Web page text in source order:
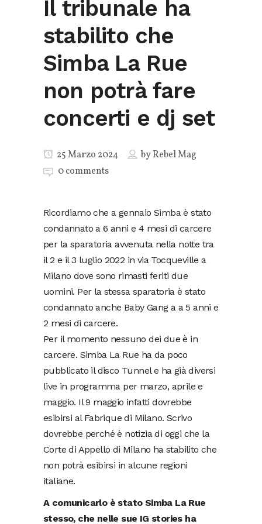
Il tribunale ha
stabilito che
Simba La Rue
non potrà fare
concerti e dj set
25 Marzo 2024 byRebel Mag
0 comments
Ricordiamo che a gennaio Simba è stato
condannato a 6 anni e 4 mesi di carcere
per la sparatoria avvenuta nella notte tra
il 2 e il 3 luglio 2022 in via Tocqueville a
Milano dove sono rimasti feriti due
uomini. Per la stessa sparatoria è stato
condannato anche Baby Gang a a 5 anni e
2 mesi di carcere.
Per il momento nessuno dei due è in
carcere. Simba La Rue ha da poco
pubblicato il disco Tunnel e ha già diversi
live in programma per marzo, aprile e
maggio. Il 9 maggio infatti dovrebbe
esibirsi al Fabrique di Milano. Scrivo
dovrebbe perché è notizia di oggi che la
Corte di Appello di Milano ha stabilito che
non potrà esibirsi in alcune regioni
italiane.
A comunicarlo è stato Simba La Rue
stesso, che nelle sue IG stories ha